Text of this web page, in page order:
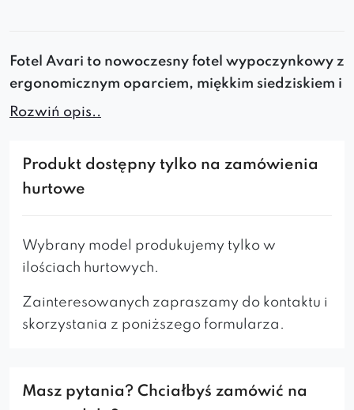
Fotel Avari to nowoczesny fotel wypoczynkowy z
ergonomicznym oparciem, miękkim siedziskiem i
solidną konstrukcją
Fotel wyróżniający się szczególnym
wnętrzu.
wysokoelastyczną, czyni go atrakcyjnym
wyborem zarówno pod względemestetyki
ciała podczas siedzenia.
Rozwiń opis..
Produkt dostępny tylko na zamówienia
hurtowe
Wybrany model produkujemy tylko w
ilościach hurtowych.
Zainteresowanych zapraszamy do kontaktu i
skorzystania z poniższego formularza.
Masz pytania? Chciałbyś zamówić na